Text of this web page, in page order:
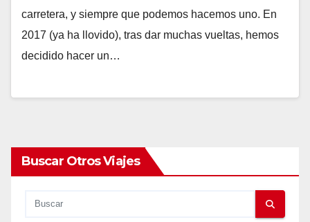
carretera, y siempre que podemos hacemos uno. En
2017 (ya ha llovido), tras dar muchas vueltas, hemos
decidido hacer un…
Buscar Otros Viajes